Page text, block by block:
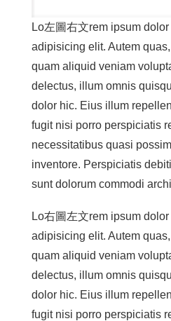
Lo左圖右文rem ipsum
adipisicing elit. Autem
quam aliquid veniam
delectus, illum omnis
dolor hic. Eius illum
fugit nisi porro perspiciatis
necessitatibus quasi
inventore. Perspiciatis
sunt dolorum commodi
Lo右圖左文rem ipsum
adipisicing elit. Autem
quam aliquid veniam
delectus, illum omnis
dolor hic. Eius illum
fugit nisi porro perspiciatis